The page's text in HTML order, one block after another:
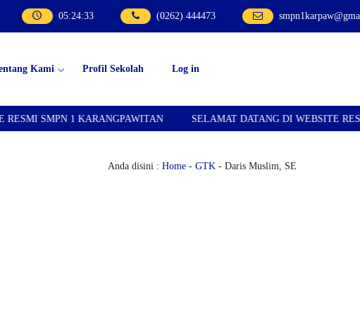
05:24:33 (0262) 444473
Kami Profil Sekolah Log in
SMPN 1 KARANGPAWITAN SELAMAT DATANG DI WEBSITE RESMI
Anda disini : Home - GTK - Daris Muslim, SE